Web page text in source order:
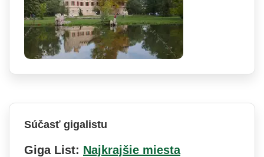
Súčasť gigalistu
Giga List: Najkrajšie miesta